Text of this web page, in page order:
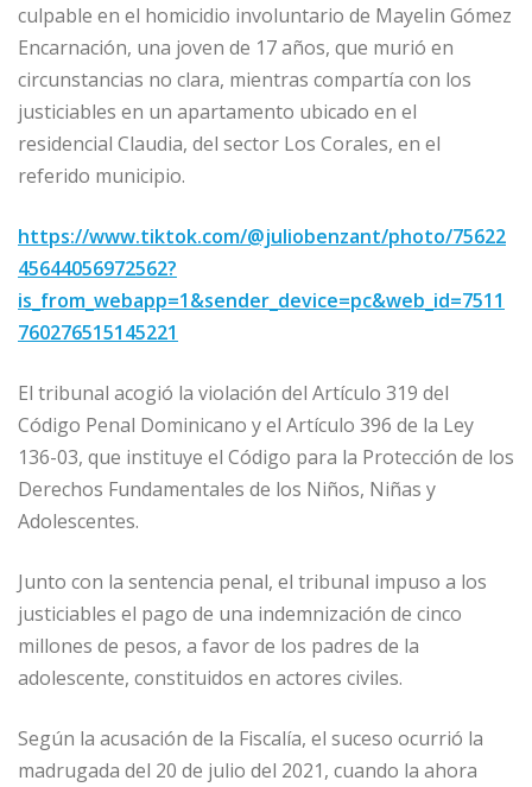
culpable en el homicidio involuntario de Mayelin Gómez
Encarnación, una joven de 17 años, que murió en
circunstancias no clara, mientras compartía con los
justiciables en un apartamento ubicado en el
residencial Claudia, del sector Los Corales, en el
referido municipio.
https://www.tiktok.com/@juliobenzant/photo/75622
45644056972562?
is_from_webapp=1&sender_device=pc&web_id=7511
760276515145221
El tribunal acogió la violación del Artículo 319 del
Código Penal Dominicano y el Artículo 396 de la Ley
136-03, que instituye el Código para la Protección de los
Derechos Fundamentales de los Niños, Niñas y
Adolescentes.
Junto con la sentencia penal, el tribunal impuso a los
justiciables el pago de una indemnización de cinco
millones de pesos, a favor de los padres de la
adolescente, constituidos en actores civiles.
Según la acusación de la Fiscalía, el suceso ocurrió la
madrugada del 20 de julio del 2021, cuando la ahora